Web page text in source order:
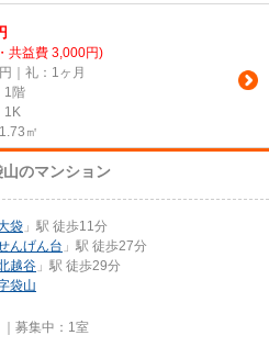
共益費 3,000円)
｜礼：1ヶ月
1階
1K
㎡
のマンション
袋 」駅 徒歩11分
んげん台 」駅 徒歩27分
越谷 」駅 徒歩29分
袋山
募集中： 1室